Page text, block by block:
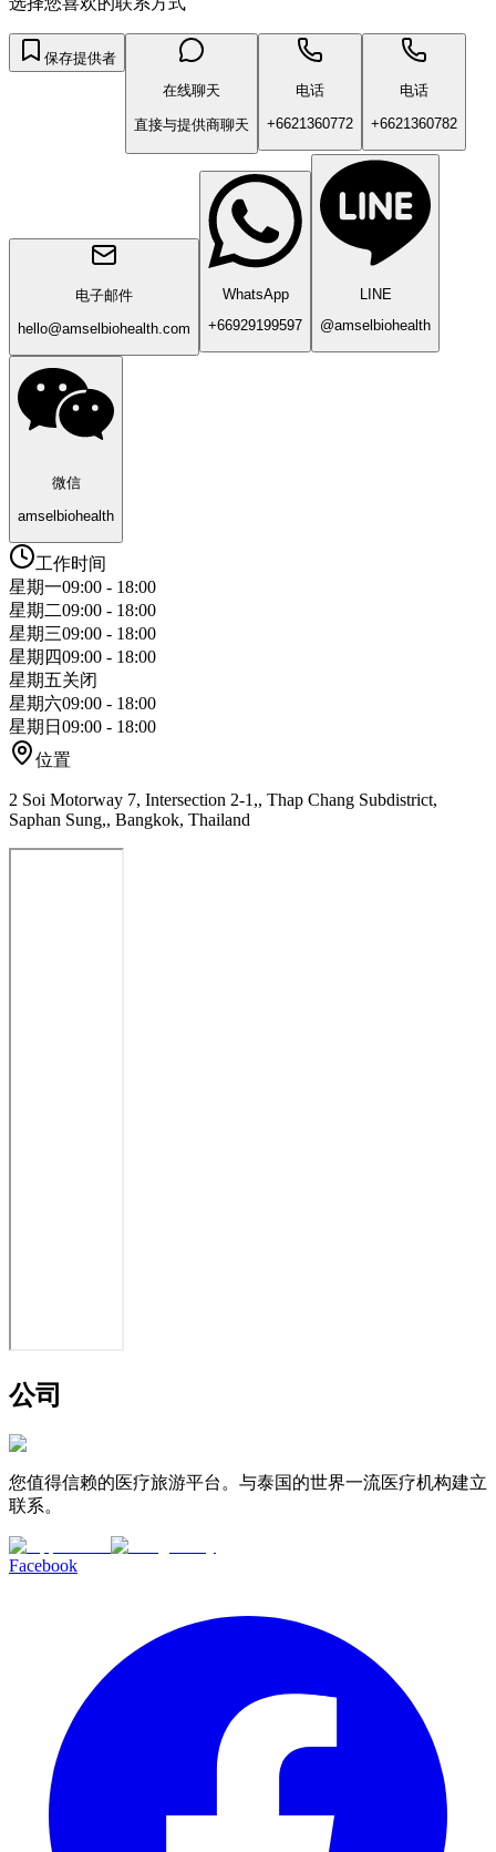
保存提供者
在线聊天
直接与提供商聊天
电话
+6621360772
电话
+6621360782
电子邮件
hello@amselbiohealth.com
WhatsApp
+66929199597
LINE
@amselbiohealth
微信
amselbiohealth
工作时间
星期一09:00 - 18:00
星期二09:00 - 18:00
星期三09:00 - 18:00
星期四09:00 - 18:00
星期五关闭
星期六09:00 - 18:00
星期日 09:00 - 18:00
位置
2 Soi Motorway 7, Intersection 2-1,, Thap Chang Subdistrict,
Saphan Sung,, Bangkok, Thailand
公司
您值得信赖的医疗旅游平台。与泰国的世界一流医疗机构建立
联系。
Facebook